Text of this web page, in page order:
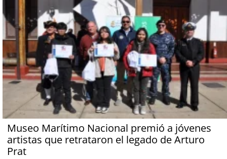
Museo Marítimo Nacional premió a jóvenes
artistas que retrataron el legado de Arturo
Prat